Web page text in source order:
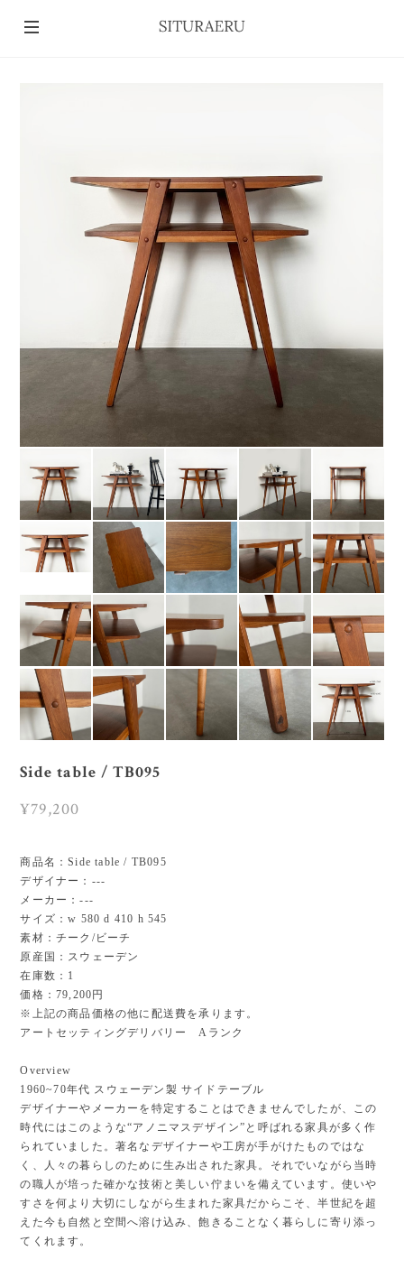
Side table / TB095
¥79,200
商品名：Side table / TB095
デザイナー：---
メーカー：---
サイズ：w 580 d 410 h 545
素材：チーク/ビーチ
原産国：スウェーデン
在庫数：1
価格：79,200円
※上記の商品価格の他に配送費を承ります。
アートセッティングデリバリー Aランク
Overview
1960~70年代 スウェーデン製 サイドテーブル
デザイナーやメーカーを特定することはできませんでしたが、この
時代にはこのような“アノニマスデザイン”と呼ばれる家具が多く作
られていました。著名なデザイナーや工房が手がけたものではな
く、人々の暮らしのために生み出された家具。それでいながら当時
の職人が培った確かな技術と美しい佇まいを備えています。使いや
すさを何より大切にしながら生まれた家具だからこそ、半世紀を超
えた今も自然と空間へ溶け込み、飽きることなく暮らしに寄り添っ
てくれます。